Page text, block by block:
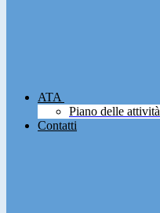
ATA
Piano delle attività
Contatti